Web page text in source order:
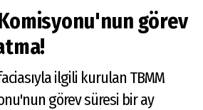
Gizlilik
görev
ilgili kurulan TBMM
görev süresi bir ay